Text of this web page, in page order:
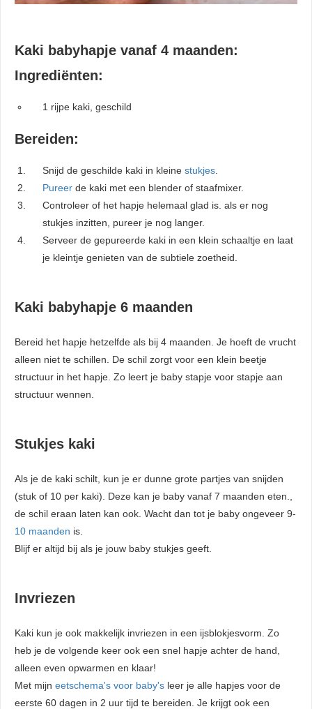
Kaki babyhapje vanaf 4 maanden:
Ingrediënten:
1 rijpe kaki, geschild
Bereiden:
Snijd de geschilde kaki in kleinestukjes
Pureer de kaki met een blender of staafmixer.
Controleer of het hapje helemaal glad is. als er nog
stukjes inzitten, pureer je nog langer.
Serveer de gepureerde kaki in een klein schaaltje en laat
je kleintje genieten van de subtiele zoetheid.
Kaki babyhapje 6 maanden
Bereid het hapje hetzelfde als bij 4 maanden. Je hoeft de vrucht
alleen niet te schillen. De schil zorgt voor een klein beetje
structuur in het hapje. Zo leert je baby stapje voor stapje aan
structuur wennen.
Stukjes kaki
Als je de kaki schilt, kun je er dunne grote partjes van snijden
(stuk of 10 per kaki). Deze kan je baby vanaf 7 maanden eten.,
de schil eraan laten kan ook. Wacht dan tot je baby ongeveer 9-
10 maanden is.
Blijf er altijd bij als je jouw baby stukjes geeft.
Invriezen
Kaki kun je ook makkelijk invriezen in een ijsblokjesvorm. Zo
heb je de volgende keer ook een snel hapje achter de hand,
alleen even opwarmen en klaar!
Met mijn eetschema's voor baby's leer je alle hapjes voor de
eerste 60 dagen in 2 uur tijd te bereiden. Je krijgt ook een